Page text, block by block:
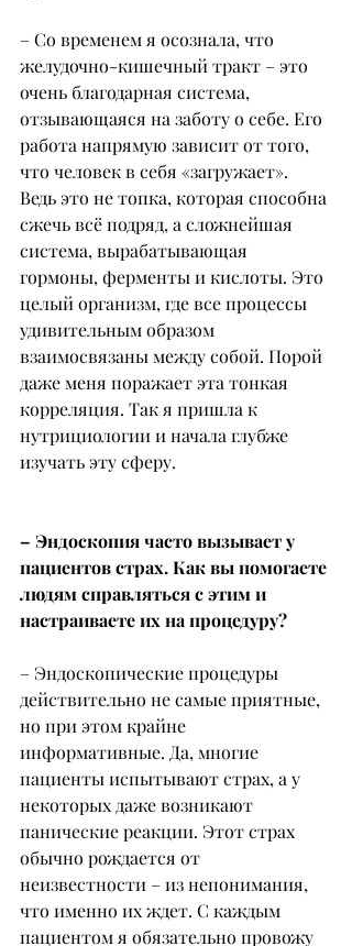
– Со временем я осознала, что
желудочно-кишечный тракт – это
очень благодарная система,
отзывающаяся на заботу о себе. Его
работа напрямую зависит от того,
что человек в себя «загружает».
Ведь это не топка, которая способна
сжечь всё подряд, а сложнейшая
система, вырабатывающая
гормоны, ферменты и кислоты. Это
целый организм, где все процессы
удивительным образом
взаимосвязаны между собой. Порой
даже меня поражает эта тонкая
корреляция. Так я пришла к
нутрициологии и начала глубже
изучать эту сферу.
– Эндоскопия часто вызывает у
пациентов страх. Как вы помогаете
людям справляться с этим и
настраиваете их на процедуру?
– Эндоскопические процедуры
действительно не самые приятные,
но при этом крайне
информативные. Да, многие
пациенты испытывают страх, а у
некоторых даже возникают
панические реакции. Этот страх
обычно рождается от
неизвестности – из непонимания,
что именно их ждет. С каждым
пациентом я обязательно провожу